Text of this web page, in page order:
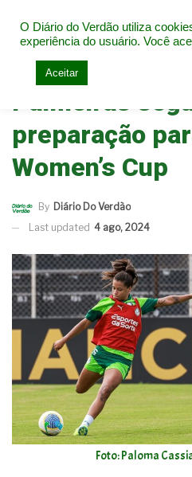
Home Palmeiras Feminino
Palmeiras
preparação
Women’s Cup
By Diário Do Verdão
Last updated 4 ago, 2024
Foto: Paloma
O Diário do Verdão utiliza
experiência do usuário. Você
Aceitar